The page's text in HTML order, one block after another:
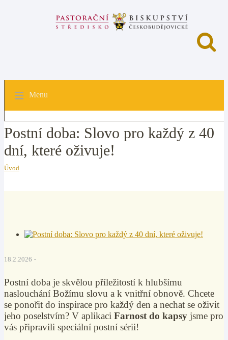
Menu
Postní doba: Slovo pro každý z 40
dní, které oživuje!
Úvod
18.2.2026
Postní doba je skvělou příležitostí k hlubšímu
naslouchání Božímu slovu a k vnitřní obnově. Chcete
se ponořit do inspirace pro každý den a nechat se oživit
jeho poselstvím? V aplikaci Farnost do kapsy jsme pro
vás připravili speciální postní sérii!